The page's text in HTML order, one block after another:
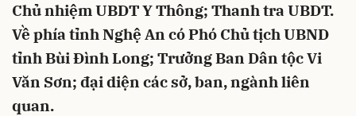
Chủ nhiệm UBDT Y Thông; Thanh tra UBDT.
Về phía tỉnh Nghệ An có Phó Chủ tịch UBND
tỉnh Bùi Đình Long; Trưởng Ban Dân tộc Vi
Văn Sơn; đại diện các sở, ban, ngành liên
quan.